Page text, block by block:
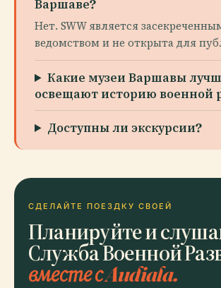
Варшаве?
Нет. SWW является
ведомством и не открыта для
Какие музеи Варшавы
освещают историю военной
Доступны ли экскурсии?
СДЕЛАЙТЕ ПОЕЗДКУ СВОЕЙ
Планируйте и
Служба Военной
вместе с Audiala.